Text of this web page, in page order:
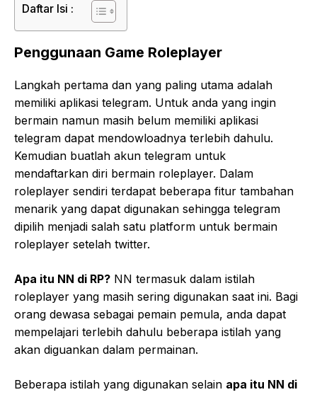
Daftar Isi :
Penggunaan Game Roleplayer
Langkah pertama dan yang paling utama adalah
memiliki aplikasi telegram. Untuk anda yang ingin
bermain namun masih belum memiliki aplikasi
telegram dapat mendowloadnya terlebih dahulu.
Kemudian buatlah akun telegram untuk
mendaftarkan diri bermain roleplayer. Dalam
roleplayer sendiri terdapat beberapa fitur tambahan
menarik yang dapat digunakan sehingga telegram
dipilih menjadi salah satu platform untuk bermain
roleplayer setelah twitter.
Apa itu NN di RP? NN termasuk dalam istilah
roleplayer yang masih sering digunakan saat ini. Bagi
orang dewasa sebagai pemain pemula, anda dapat
mempelajari terlebih dahulu beberapa istilah yang
akan diguankan dalam permainan.
Beberapa istilah yang digunakan selain apa itu NN di